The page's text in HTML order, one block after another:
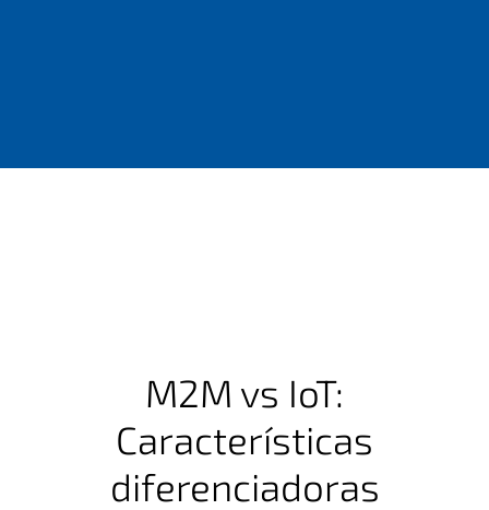
M2M vs IoT:
Características
diferenciadoras